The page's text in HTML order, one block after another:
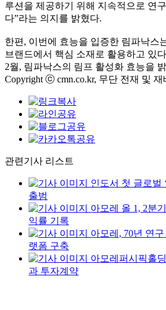
루션을 제공하기 위해 지속적으로 연
다”라는 의지를 밝혔다.
한편, 이번에 효능을 입증한 림파낙스
브랜드에서 핵심 소재로 활용하고 있
2월, 림파낙스의 림프 활성화 효능을
Copyright ⓒ cmn.co.kr, 무단 전재 및 재
관련기사 리스트
인도서 첫 글로벌
출범
아모레 올 1, 2분
익률 기록
아모레, 70년 연
랫폼 구축
아모레퍼시픽홀
과 투자계약